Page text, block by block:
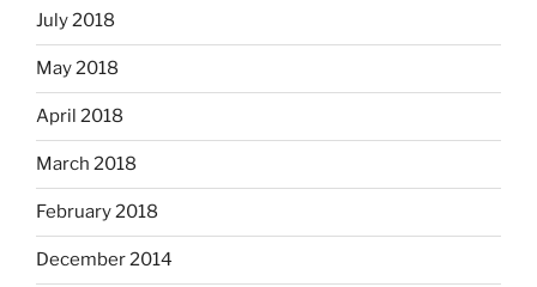
July 2018
May 2018
April 2018
March 2018
February 2018
December 2014